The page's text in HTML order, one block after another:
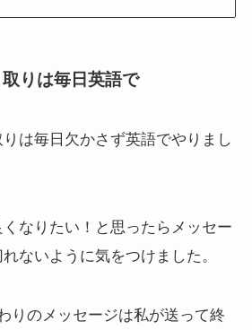
りは毎日英語で
は毎日欠かさず英語でやりまし
なりたい！と思ったらメッセー
ないように気をつけました。
りのメッセージは私が送って終